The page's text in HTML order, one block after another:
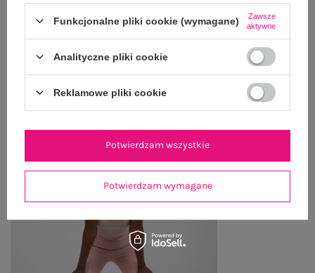
OSTATNIO OGLĄDANE
Zobacz wszystko
Funkcjonalne pliki cookie (wymagane)
Zawsze
aktywne
Analityczne pliki cookie
Reklamowe pliki cookie
Potwierdzam wymagane
Potwierdzam wszystkie